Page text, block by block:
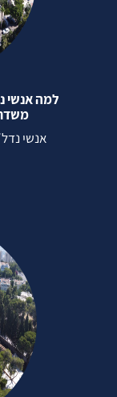
למה אנשי
אנשי